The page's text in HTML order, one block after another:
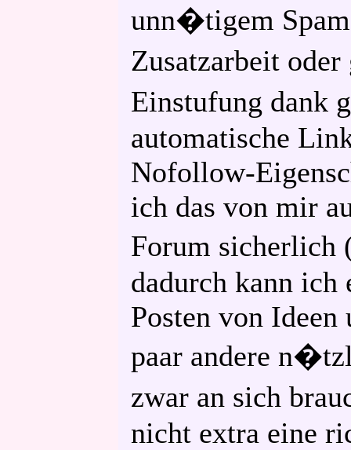
unn�tigem
Zusatzarbeit
Einstufung dank
automatische
Nofollow-
ich das von mir
Forum sicherlich
dadurch kann ich
Posten von
paar andere
zwar an sich
nicht extra eine